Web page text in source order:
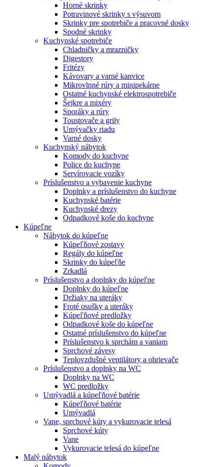
Horné skrinky
Potravinové skrinky s výsuvom
Skrinky pre spotrebiče a pracovné dosky
Spodné skrinky
Kuchynské spotrebiče
Chladničky a mrazničky
Digestory
Fritézy
Kávovary a varné kanvice
Mikrovlnné rúry a minipekárne
Ostatné kuchynské elektrospotrebiče
Šejkre a mixéry
Sporáky a rúry
Toustovače a grily
Umývačky riadu
Varné dosky
Kuchynský nábytok
Komody do kuchyne
Police do kuchyne
Servírovacie vozíky
Príslušenstvo a vybavenie kuchyne
Doplnky a príslušenstvo do kuchyne
Kuchynské batérie
Kuchynské drezy
Odpadkové koše do kuchyne
Kúpeľne
Nábytok do kúpeľne
Kúpeľňové zostavy
Regály do kúpeľne
Skrinky do kúpeľňe
Zrkadlá
Príslušenstvo a doplnky do kúpeľne
Doplnky do kúpeľne
Držiaky na uteráky
Froté osušky a uteráky
Kúpeľňové predložky
Odpadkové koše do kúpeľne
Ostatné príslušenstvo do kúpeľne
Príslušenstvo k sprchám a vaniam
Sprchové závesy
Teplovzdušné ventilátory a ohrievače
Príslušenstvo a doplnky na WC
Doplnky na WC
WC predložky
Umývadlá a kúpeľňové batérie
Kúpeľňové batérie
Umývadlá
Vane, sprchové kúty a vykurovacie telesá
Sprchové kúty
Vane
Vykurovacie telesá do kúpeľne
Malý nábytok